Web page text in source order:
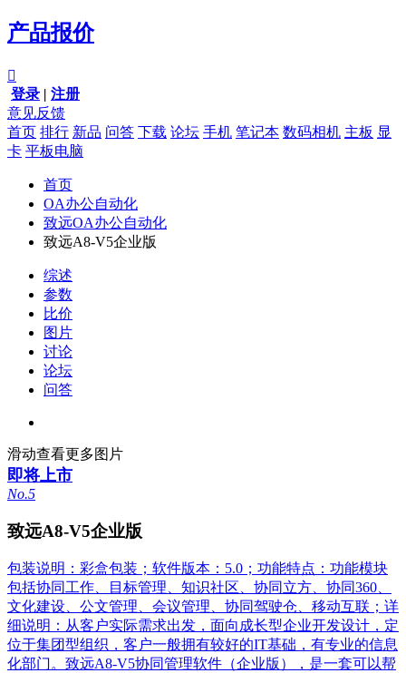
产品报价

登录 | 注册
意见反馈
首页 排行 新品 问答 下载 论坛 手机 笔记本 数码相机 主板 显
卡 平板电脑
首页
OA办公自动化
致远OA办公自动化
致远A8-V5企业版
综述
参数
比价
图片
讨论
论坛
问答
滑动查看更多图片
即将上市
No.5
致远A8-V5企业版
包装说明：彩盒包装；软件版本：5.0；功能特点：功能模块
包括协同工作、目标管理、知识社区、协同立方、协同360、
文化建设、公文管理、会议管理、协同驾驶仓、移动互联；详
细说明：从客户实际需求出发，面向成长型企业开发设计，定
位于集团型组织，客户一般拥有较好的IT基础，有专业的信息
化部门。致远A8-V5协同管理软件（企业版），是一套可以帮